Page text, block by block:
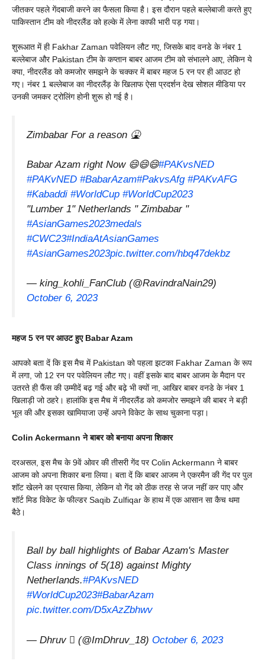
जीतकर पहले गेंदबाजी करने का फैसला किया है। इस दौरान पहले बल्लेबाजी करते हुए
पाकिस्तान टीम को नीदरलैंड को हल्के में लेना काफी भारी पड़ गया।
शुरूआत में ही Fakhar Zaman पवेलियन लौट गए, जिसके बाद वनडे के नंबर 1
बल्लेबाज और Pakistan टीम के कप्तान बाबर आजम टीम को संभालने आए, लेकिन ये
क्या, नीदरलैंड को कमजोर समझने के चक्कर में बाबर महज 5 रन पर ही आउट हो
गए। नंबर 1 बल्लेबाज का नीदरलैंड़ के खिलाफ ऐसा प्रदर्शन देख सोशल मीडिया पर
उनकी जमकर ट्रोलिंग होनी शुरू हो गई है।
Zimbabar For a reason 🤮
Babar Azam right Now 😄😄😄#PAKvsNED
#PAKvNED #BabarAzam#PakvsAfg #PAKvAFG
#Kabaddi #WorldCup #WorldCup2023
"Lumber 1" Netherlands " Zimbabar "
#AsianGames2023medals
#CWC23#IndiaAtAsianGames
#AsianGames2023pic.twitter.com/hbq47dekbz
— king_kohli_FanClub (@RavindraNain29)
October 6, 2023
महज 5 रन पर आउट हुए Babar Azam
आपको बता दें कि इस मैच में Pakistan को पहला झटका Fakhar Zaman के रूप
में लगा, जो 12 रन पर पवेलियन लौट गए। वहीं इसके बाद बाबर आजम के मैदान पर
उतरते ही फैंस की उम्मीदें बढ़ गई और बढ़े भी क्यों ना, आखिर बाबर वनडे के नंबर 1
खिलाड़ी जो ठहरे। हालांकि इस मैच में नीदरलैंड को कमजोर समझने की बाबर ने बड़ी
भूल की और इसका खामियाजा उन्हें अपने विकेट के साथ चुकाना पड़ा।
Colin Ackermann ने बाबर को बनाया अपना शिकार
दरअसल, इस मैच के 9वें ओवर की तीसरी गेंद पर Colin Ackermann ने बाबर
आजम को अपना शिकार बना लिया। बता दें कि बाबर आजम ने एकरमैन की गेंद पर पुल
शॉट खेलने का प्रयास किया, लेकिन वो गेंद को ठीक तरह से जज नहीं कर पाए और
शॉर्ट मिड विकेट के फील्डर Saqib Zulfiqar के हाथ में एक आसान सा कैच थमा
बैठे।
Ball by ball highlights of Babar Azam's Master
Class innings of 5(18) against Mighty
Netherlands.#PAKvsNED
#WorldCup2023#BabarAzam
pic.twitter.com/D5xAzZbhwv
— Dhruv  (@ImDhruv_18) October 6, 2023